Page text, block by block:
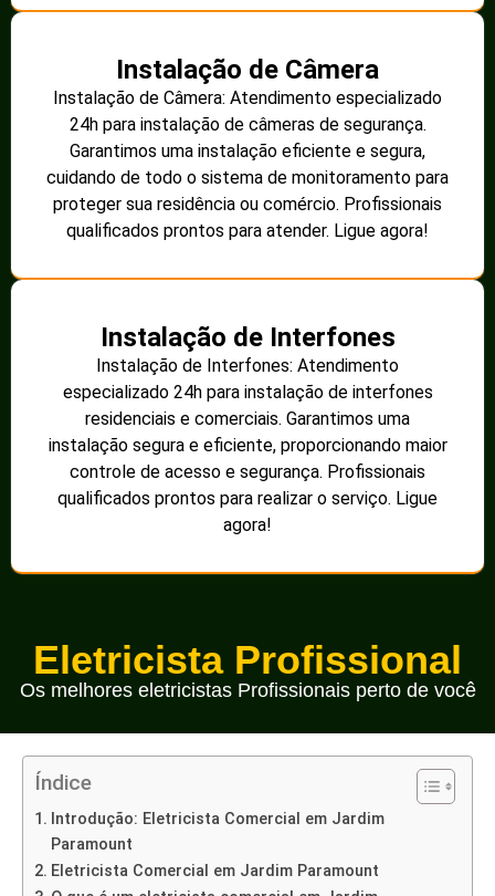
Instalação de Câmera
Instalação de Câmera: Atendimento especializado
24h para instalação de câmeras de segurança.
Garantimos uma instalação eficiente e segura,
cuidando de todo o sistema de monitoramento para
proteger sua residência ou comércio. Profissionais
qualificados prontos para atender. Ligue agora!
Instalação de Interfones
Instalação de Interfones: Atendimento
especializado 24h para instalação de interfones
residenciais e comerciais. Garantimos uma
instalação segura e eficiente, proporcionando maior
controle de acesso e segurança. Profissionais
qualificados prontos para realizar o serviço. Ligue
agora!
Eletricista Profissional
Os melhores eletricistas Profissionais perto de você
Índice
Introdução: Eletricista Comercial em Jardim
Paramount
Eletricista Comercial em Jardim Paramount